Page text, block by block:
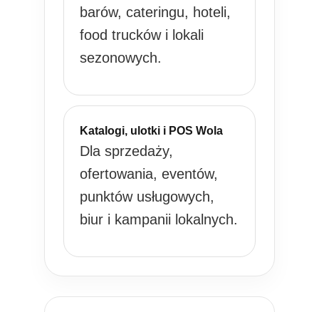
barów, cateringu, hoteli,
food trucków i lokali
sezonowych.
Katalogi, ulotki i POS Wola
Dla sprzedaży,
ofertowania, eventów,
punktów usługowych,
biur i kampanii lokalnych.